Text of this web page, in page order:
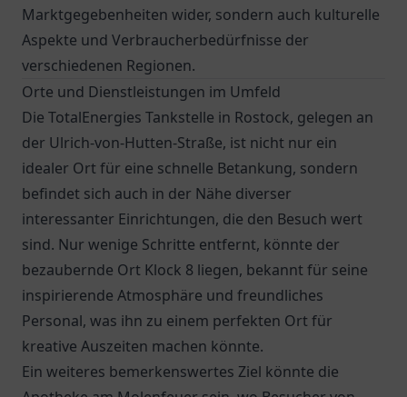
Marktgegebenheiten wider, sondern auch kulturelle
Aspekte und Verbraucherbedürfnisse der
verschiedenen Regionen.
Orte und Dienstleistungen im Umfeld
Die TotalEnergies Tankstelle in Rostock, gelegen an
der Ulrich-von-Hutten-Straße, ist nicht nur ein
idealer Ort für eine schnelle Betankung, sondern
befindet sich auch in der Nähe diverser
interessanter Einrichtungen, die den Besuch wert
sind. Nur wenige Schritte entfernt, könnte der
bezaubernde Ort Klock 8 liegen, bekannt für seine
inspirierende Atmosphäre und freundliches
Personal, was ihn zu einem perfekten Ort für
kreative Auszeiten machen könnte.
Ein weiteres bemerkenswertes Ziel könnte die